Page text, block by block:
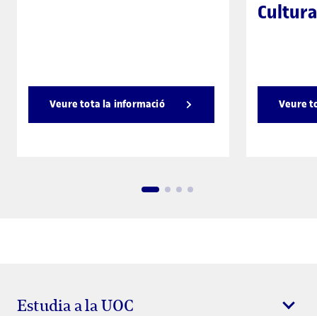
Veure tota la informació
Cultura
Veure
Estudia a la UOC